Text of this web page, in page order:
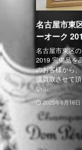
名古屋市東
ーオーク
名古屋市東区
2019 完備品を
のお客様から
価買取させて
い...
2025年6月16日